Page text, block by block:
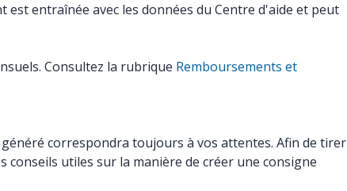
entraînée avec les données du Centre d'aide et peut
Consultez la rubrique Remboursements et
correspondra toujours à vos attentes. Afin de tirer
conseils utiles sur la manière de créer une consigne